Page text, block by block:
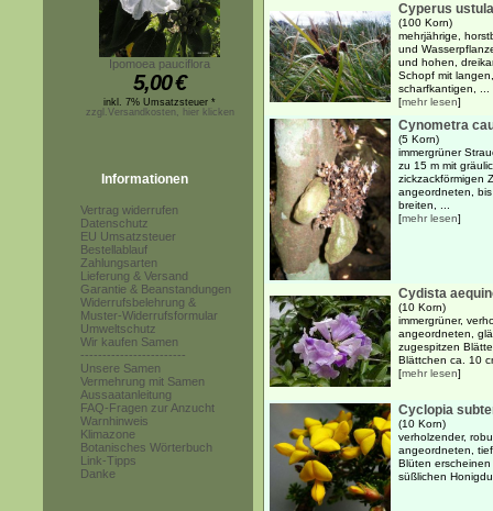
Ipomoea pauciflora
5,00€
inkl. 7% Umsatzsteuer *
zzgl.Versandkosten, hier klicken
Informationen
Vertrag widerrufen
Datenschutz
EU Umsatzsteuer
Bestellablauf
Zahlungsarten
Lieferung & Versand
Garantie & Beanstandungen
Widerrufsbelehrung &
Muster-Widerrufsformular
Umweltschutz
Wir kaufen Samen
------------------------
Unsere Samen
Vermehrung mit Samen
Aussaatanleitung
FAQ-Fragen zur Anzucht
Warnhinweis
Klimazone
Botanisches Wörterbuch
Link-Tipps
Danke
Cyperus
(100 Korn)
mehrjährige,
und
und hohen,
Schopf mit
scharfkantigen, ...
[mehr lesen]
Cynometra
(5 Korn)
immergrüner
zu 15 m mit
zickzackförmigen
angeordneten,
breiten, ...
[mehr lesen]
Cydista
(10 Korn)
immergrüner,
angeordneten,
zugespitzen
Blättchen ca. 10
[mehr lesen]
Cyclopia
(10 Korn)
verholzender,
angeordneten,
Blüten
süßlichen